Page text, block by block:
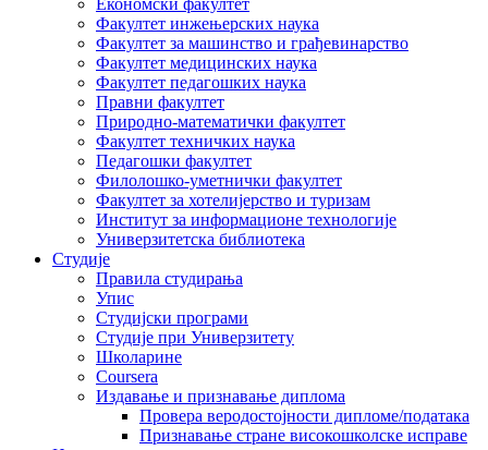
Економски факултет
Факултет инжењерских наука
Факултет за машинство и грађевинарство
Факултет медицинских наука
Факултет педагошких наука
Правни факултет
Природно-математички факултет
Факултет техничких наука
Педагошки факултет
Филолошко-уметнички факултет
Факултет за хотелијерство и туризам
Институт за информационе технологије
Универзитетска библиотека
Студије
Правила студирања
Упис
Студијски програми
Студије при Универзитету
Школарине
Coursera
Издавање и признавање диплома
Провера веродостојности дипломе/података
Признавање стране високошколске исправе